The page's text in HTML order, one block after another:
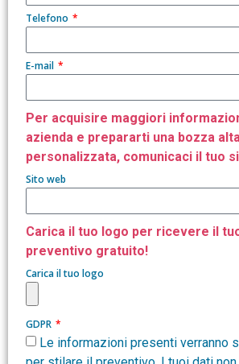
Telefono
E-mail
Per acquisire maggiori
azienda e prepararti una bozza
personalizzata, comunicaci il tuo
Sito web
Carica il tuo logo per ricevere il
preventivo gratuito!
Carica il tuo logo
GDPR
Le informazioni presenti verranno